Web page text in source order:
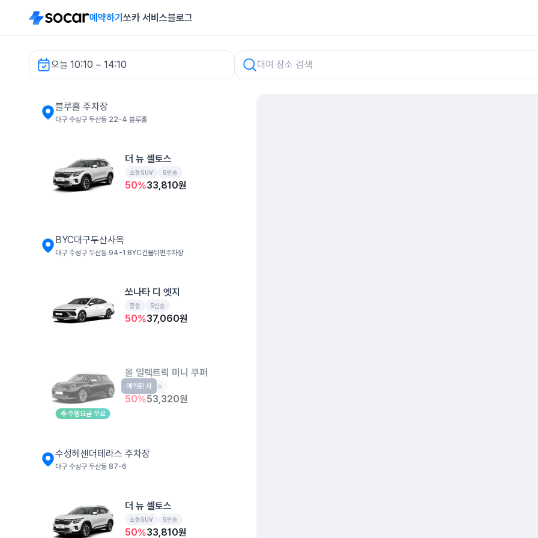
예약하기 쏘카 서비스블로그
오늘 10:10 ~ 14:10
블루홀 주차장 렌터카
블루홀 주차장
대구 수성구 두산동 22-4 블루홀
더 뉴 셀토스
소형SUV 5인승
50%33,810원
BYC대구두산사옥
대구 수성구 두산동 94-1 BYC건물뒤편주차장
쏘나타 디 엣지
중형 5인승
50%37,060원
주행요금 무료
올 일렉트릭 미니 쿠퍼
EV 4인승
50%53,320원
예약된 차
수성헤센더테라스 주차장
대구 수성구 두산동 87-6
더 뉴 셀토스
소형SUV 5인승
50%33,810원